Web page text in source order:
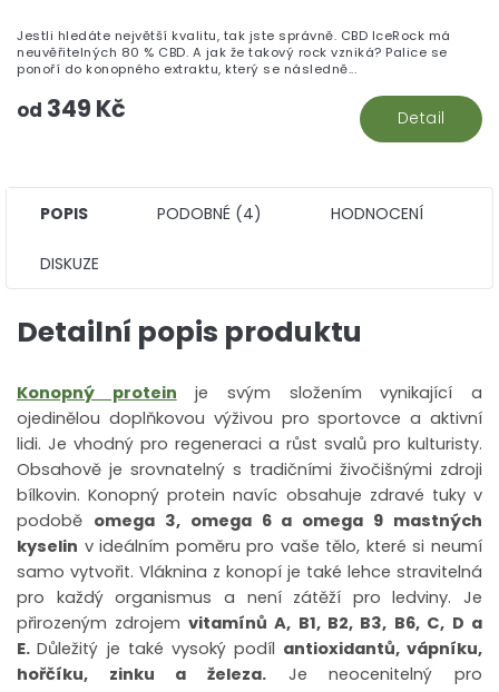
od 349 Kč Detail
Jestli hledáte největší kvalitu, tak jste správně. CBD IceRock má
neuvěřitelných 80 % CBD. A jak že takový rock vzniká? Palice se
ponoří do konopného extraktu, který se následně...
POPIS PODOBNÉ (4) HODNOCENÍ
DISKUZE
Detailní popis produktu
Konopný protein je svým složením vynikající a
ojedinělou doplňkovou výživou pro sportovce a aktivní
lidi. Je vhodný pro regeneraci a růst svalů pro kulturisty.
Obsahově je srovnatelný s tradičními živočišnými zdroji
bílkovin. Konopný protein navíc obsahuje zdravé tuky v
podobě omega 3, omega 6 a omega 9 mastných
kyselin v ideálním poměru pro vaše tělo, které si neumí
samo vytvořit. Vláknina z konopí je také lehce stravitelná
pro každý organismus a není zátěží pro ledviny. Je
přirozeným zdrojem vitamínů A, B1, B2, B3, B6, C, D a
E.Důležitý je také vysoký podíl antioxidantů, vápníku,
hořčíku, zinku a železa. Je neocenitelný pro